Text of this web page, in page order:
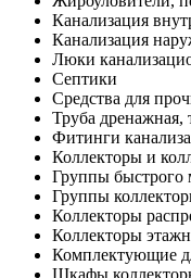
Канализация
Канализация
Люки
Септики
Средства для
Труба дренажная,
Фитинги
Коллекторы и
Группы быстрого
Группы
Коллекторы
Коллекторы
Комплектующие
Шкафы